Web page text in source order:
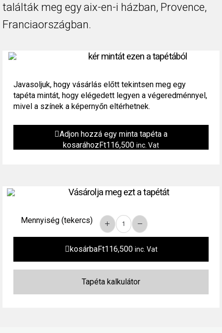
találták meg egy aix-en-i házban, Provence,
Franciaországban.
kér mintát ezen a tapétából
Javasoljuk, hogy vásárlás előtt tekintsen meg egy
tapéta mintát, hogy elégedett legyen a végeredménnyel,
mivel a színek a képernyőn eltérhetnek.
Adjon hozzá egy minta tapéta a
kosaráhozFt116,500 inc. Vat
Vásárolja meg ezt a tapétát
Mennyiség (tekercs)
kosárbaFt116,500 inc. Vat